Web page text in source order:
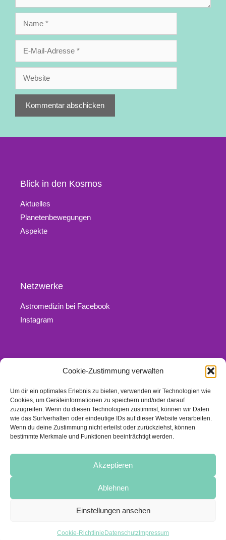
Cookie-Zustimmung verwalten
Um dir ein optimales Erlebnis zu bieten, verwenden wir Technologien wie
Cookies, um Geräteinformationen zu speichern und/oder darauf
zuzugreifen. Wenn du diesen Technologien zustimmst, können wir Daten
wie das Surfverhalten oder eindeutige IDs auf dieser Website verarbeiten.
Wenn du deine Zustimmung nicht erteilst oder zurückziehst, können
bestimmte Merkmale und Funktionen beeinträchtigt werden.
Akzeptieren
Ablehnen
Einstellungen ansehen
Cookie-Richtlinie Datenschutz Impressum
Mail-
Adresse
Blick in den Kosmos
Aktuelles
Planetenbewegungen
Aspekte
Netzwerke
Astromedizin bei Facebook
Instagram
Rechtliches
Kontakt
Impressum
Datenschutz
Links
© 2016-2019 · Heide Trautmann
Copyright © 2016 · Heide Trautmann